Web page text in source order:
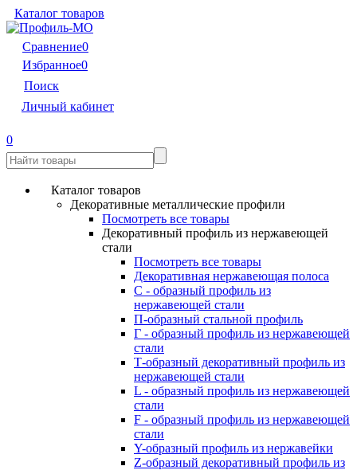
Каталог товаров
Сравнение0
Избранное0
Поиск
Личный кабинет
0
Каталог товаров
Декоративные металлические профили
Посмотреть все товары
Декоративный профиль из нержавеющей
стали
Посмотреть все товары
Декоративная нержавеющая полоса
С - образный профиль из
нержавеющей стали
П-образный стальной профиль
Г - образный профиль из нержавеющей
стали
Т-образный декоративный профиль из
нержавеющей стали
L - образный профиль из нержавеющей
стали
F - образный профиль из нержавеющей
стали
Y-образный профиль из нержавейки
Z-образный декоративный профиль из